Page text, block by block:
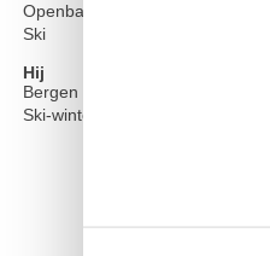
Openbaar vervoer
Ski
Hij
Bergen meren
Ski-winter